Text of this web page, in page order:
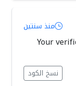
منذ سنتين
Your
نسخ الكود